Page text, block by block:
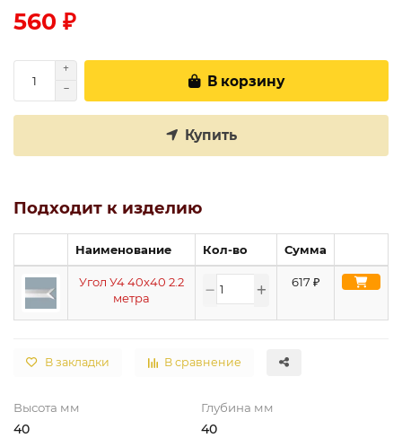
560 ₽
В корзину
Купить
Подходит к изделию
Наименование Кол-во Сумма
Угол У4 40x40 2.2
метра
617 ₽
В закладки В сравнение
Высота мм
40
Глубина мм
40